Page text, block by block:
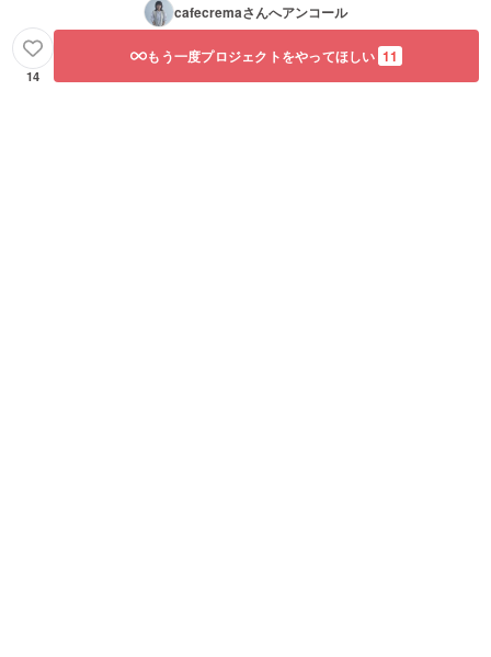
cafecremaさんへアンコール
14
もう一度プロジェクトをやってほしい 11